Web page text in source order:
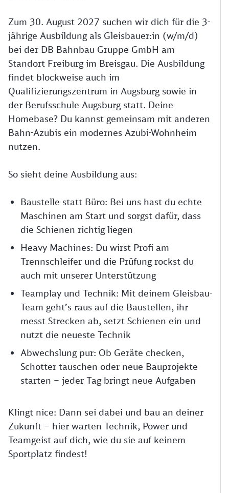
Zum 30. August 2027 suchen wir dich für die 3-
jährige Ausbildung als Gleisbauer:in (w/m/d)
bei der DB Bahnbau Gruppe GmbH am
Standort Freiburg im Breisgau. Die Ausbildung
findet blockweise auch im
Qualifizierungszentrum in Augsburg sowie in
der Berufsschule Augsburg statt. Deine
Homebase? Du kannst gemeinsam mit anderen
Bahn-Azubis ein modernes Azubi-Wohnheim
nutzen.
So sieht deine Ausbildung aus:
Baustelle statt Büro: Bei uns hast du echte
Maschinen am Start und sorgst dafür, dass
die Schienen richtig liegen
Heavy Machines: Du wirst Profi am
Trennschleifer und die Prüfung rockst du
auch mit unserer Unterstützung
Teamplay und Technik: Mit deinem Gleisbau-
Team geht’s raus auf die Baustellen, ihr
messt Strecken ab, setzt Schienen ein und
nutzt die neueste Technik
Abwechslung pur: Ob Geräte checken,
Schotter tauschen oder neue Bauprojekte
starten – jeder Tag bringt neue Aufgaben
Klingt nice: Dann sei dabei und bau an deiner
Zukunft – hier warten Technik, Power und
Teamgeist auf dich, wie du sie auf keinem
Sportplatz findest!